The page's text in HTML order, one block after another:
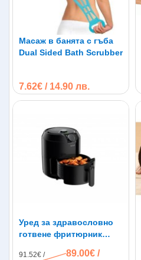
Масаж в банята с гъба
Dual Sided Bath Scrubber
7.62€ / 14.90 лв.
Уред за здравословно
готвене фритюрник
91.52€ /
89.00€ /